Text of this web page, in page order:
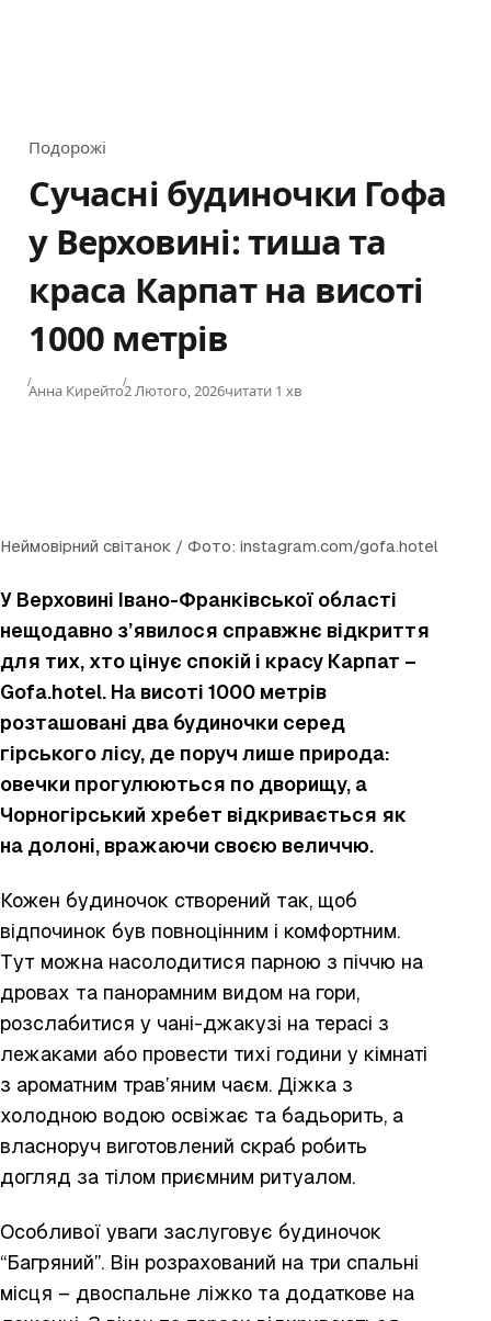
Category
Подорожі
Сучасні будиночки Гофа
у Верховині: тиша та
краса Карпат на висоті
1000 метрів
Анна КирейтоPublished
2 Лютого, 2026читати 1 хв
Неймовірний світанок / Фото: instagram.com/gofa.hotel
У Верховині Івано-Франківської області
нещодавно з’явилося справжнє відкриття
для тих, хто цінує спокій і красу Карпат –
Gofa.hotel. На висоті 1000 метрів
розташовані два будиночки серед
гірського лісу, де поруч лише природа:
овечки прогулюються по дворищу, а
Чорногірський хребет відкривається як
на долоні, вражаючи своєю величчю.
Кожен будиночок створений так, щоб
відпочинок був повноцінним і комфортним.
Тут можна насолодитися парною з піччю на
дровах та панорамним видом на гори,
розслабитися у чані-джакузі на терасі з
лежаками або провести тихі години у кімнаті
з ароматним трав’яним чаєм. Діжка з
холодною водою освіжає та бадьорить, а
власноруч виготовлений скраб робить
догляд за тілом приємним ритуалом.
Особливої уваги заслуговує будиночок
“Багряний”. Він розрахований на три спальні
місця – двоспальне ліжко та додаткове на